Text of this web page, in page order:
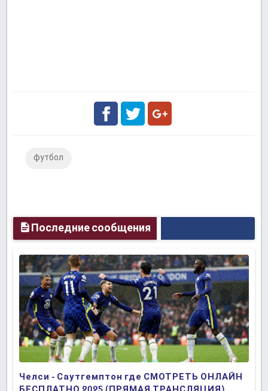
футбол
Последние сообщения
Челси - Саутгемптон где СМОТРЕТЬ ОНЛАЙН